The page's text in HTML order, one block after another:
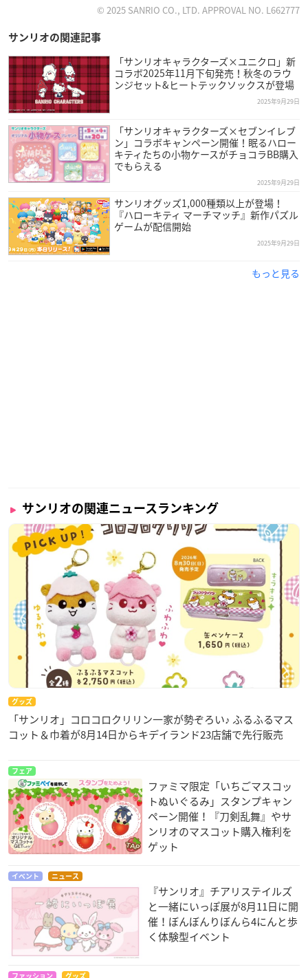
© 2025 SANRIO CO., LTD. APPROVAL NO. L662777
サンリオの関連記事
「サンリオキャラクターズ×ユニクロ」新
コラボ2025年11月下旬発売！秋冬のラウ
ンジセット&ヒートテックソックスが登場
2025年9月29日
「サンリオキャラクターズ×セブンイレブ
ン」コラボキャンペーン開催！眠るハロー
キティたちの小物ケースがチョコラBB購入
でもらえる
2025年9月29日
サンリオグッズ1,000種類以上が登場！
『ハローキティ マーチマッチ』新作パズル
ゲームが配信開始
2025年9月29日
もっと見る
サンリオの関連ニュースランキング
グッズ
「サンリオ」コロコロクリリン一家が勢ぞろい♪ ふるふるマス
コット＆巾着が8月14日からキデイランド23店舗で先行販売
フェア
ファミマ限定「いちごマスコッ
トぬいぐるみ」スタンプキャン
ペーン開催！『刀剣乱舞』やサ
ンリオのマスコット購入権利を
ゲット
イベント ニュース
『サンリオ』チアリステイルズ
と一緒にいっぽ展が8月11日に開
催！ぼんぼんりぼんら4にんと歩
く体験型イベント
ファッション グッズ